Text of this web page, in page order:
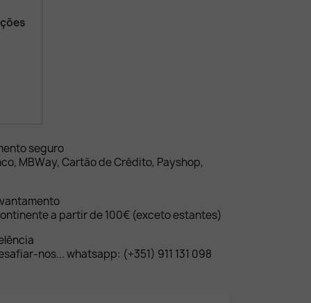
seguro
MBWay, Cartão de Crédito, Payshop,
a partir de 100€ (exceto estantes)
nos... whatsapp: (+351) 911 131 098